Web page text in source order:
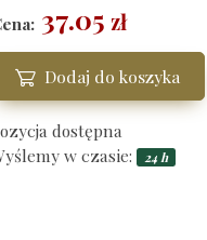
37.05 zł
Dodaj do koszyka
dostępna
w czasie:
24 h